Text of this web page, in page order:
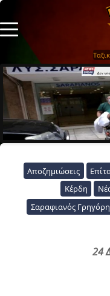
Αποζημιώσεις
Κέρδη
Σαραφιανός
24